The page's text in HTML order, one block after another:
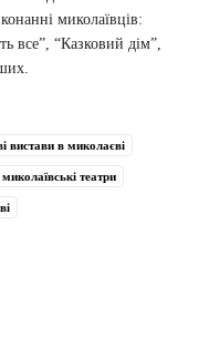
миколаївців:
все”, “Казковий дім”,
вистави в миколаєві
миколаївські театри